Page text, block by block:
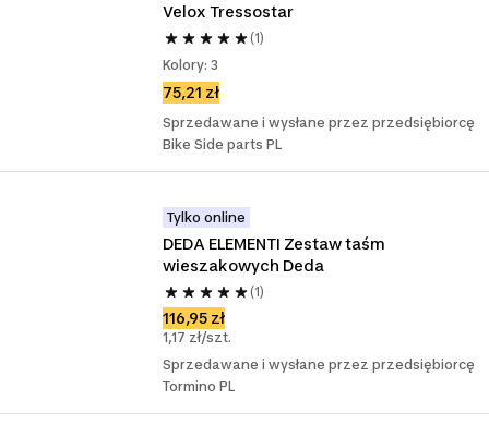
Velox Tressostar
(1)
Kolory: 3
75,21 zł
Sprzedawane i wysłane przez przedsiębiorcę
Bike Side parts PL
Tylko online
DEDA ELEMENTI Zestaw taśm
wieszakowych Deda
(1)
116,95 zł
1,17 zł/szt.
Sprzedawane i wysłane przez przedsiębiorcę
Tormino PL